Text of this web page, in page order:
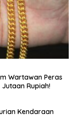
Wartawan Peras
Jutaan Rupiah!
Kendaraan